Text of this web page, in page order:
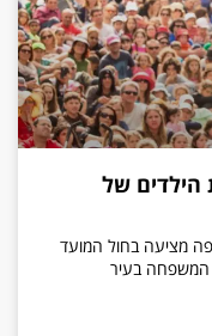
הילדים של
מציעה בחול המועד
המשפחה בעיר